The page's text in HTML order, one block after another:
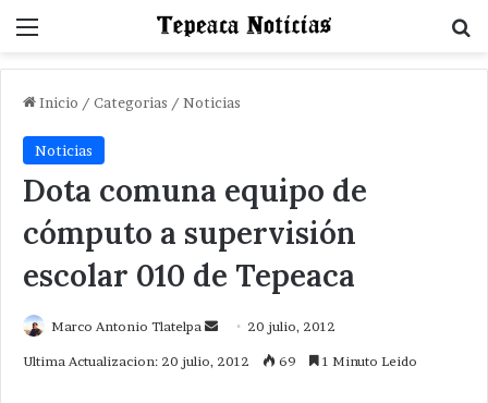
Menu
Inicio / Categorias / Noticias
Noticias
Dota comuna equipo de
cómputo a supervisión
escolar 010 de Tepeaca
Marco Antonio Tlatelpa
Send 20 julio, 2012
Ultima Actualizacion: 20 julio, 2012 69 1 Minuto Leido